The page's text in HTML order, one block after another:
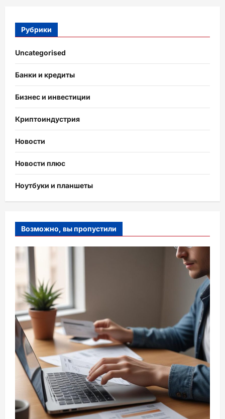
Рубрики
Uncategorised
Банки и кредиты
Бизнес и инвестиции
Криптоиндустрия
Новости
Новости плюс
Ноутбуки и планшеты
Возможно, вы пропустили